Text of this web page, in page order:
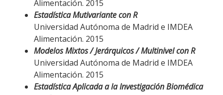
Alimentación. 2015
Estadística Mutivariante con R
Universidad Autónoma de Madrid e IMDEA
Alimentación. 2015
Modelos Mixtos / Jerárquicos / Multinivel con R
Universidad Autónoma de Madrid e IMDEA
Alimentación. 2015
Estadística Aplicada a la Investigación Biomédica